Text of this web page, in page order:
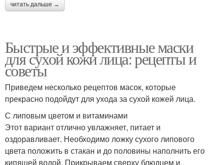
читать дальше →
Быстрые и эффективные маски
для сухой кожи лица: рецепты и
советы
Приведем несколько рецептов масок, которые
прекрасно подойдут для ухода за сухой кожей лица.
С липовым цветом и витаминами
Этот вариант отлично увлажняет, питает и
оздоравливает. Необходимо ложку сухого липового
цвета положить в стакан и до половины наполнить его
кипящей водой. Прикрываем сверху блюдцем и